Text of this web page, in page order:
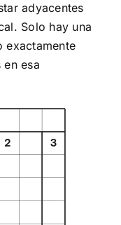
adyacentes
Solo hay una
exactamente
esa